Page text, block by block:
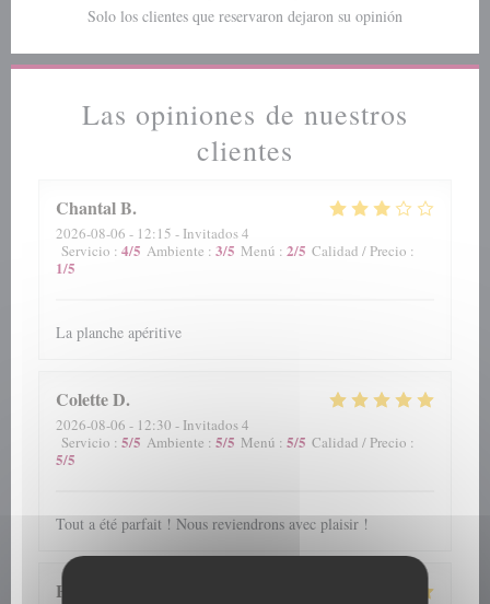
Las opiniones de nuestros
clientes
ChantalB
2026-08-06 - 12:15 - Invitados 4
Servicio : 4/5 Ambiente : 3/5 Menú : 2/5 Calidad / Precio :
1/5
La planche apéritive
ColetteD
2026-08-06 - 12:30 - Invitados 4
Servicio : 5/5 Ambiente : 5/5 Menú : 5/5 Calidad / Precio :
5/5
Tout a été parfait ! Nous reviendrons avec plaisir !
H
Solo los clientes que reservaron dejaron su opinión